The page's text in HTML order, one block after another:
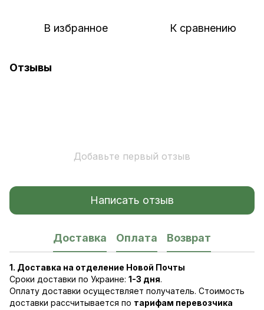
В избранное К сравнению
Отзывы
Добавьте первый отзыв
Написать отзыв
Доставка Оплата Возврат
1. Доставка на отделение Новой Почты
Сроки доставки по Украине: 1-3 дня.
Оплату доставки осуществляет получатель. Стоимость
доставки рассчитывается по тарифам перевозчика